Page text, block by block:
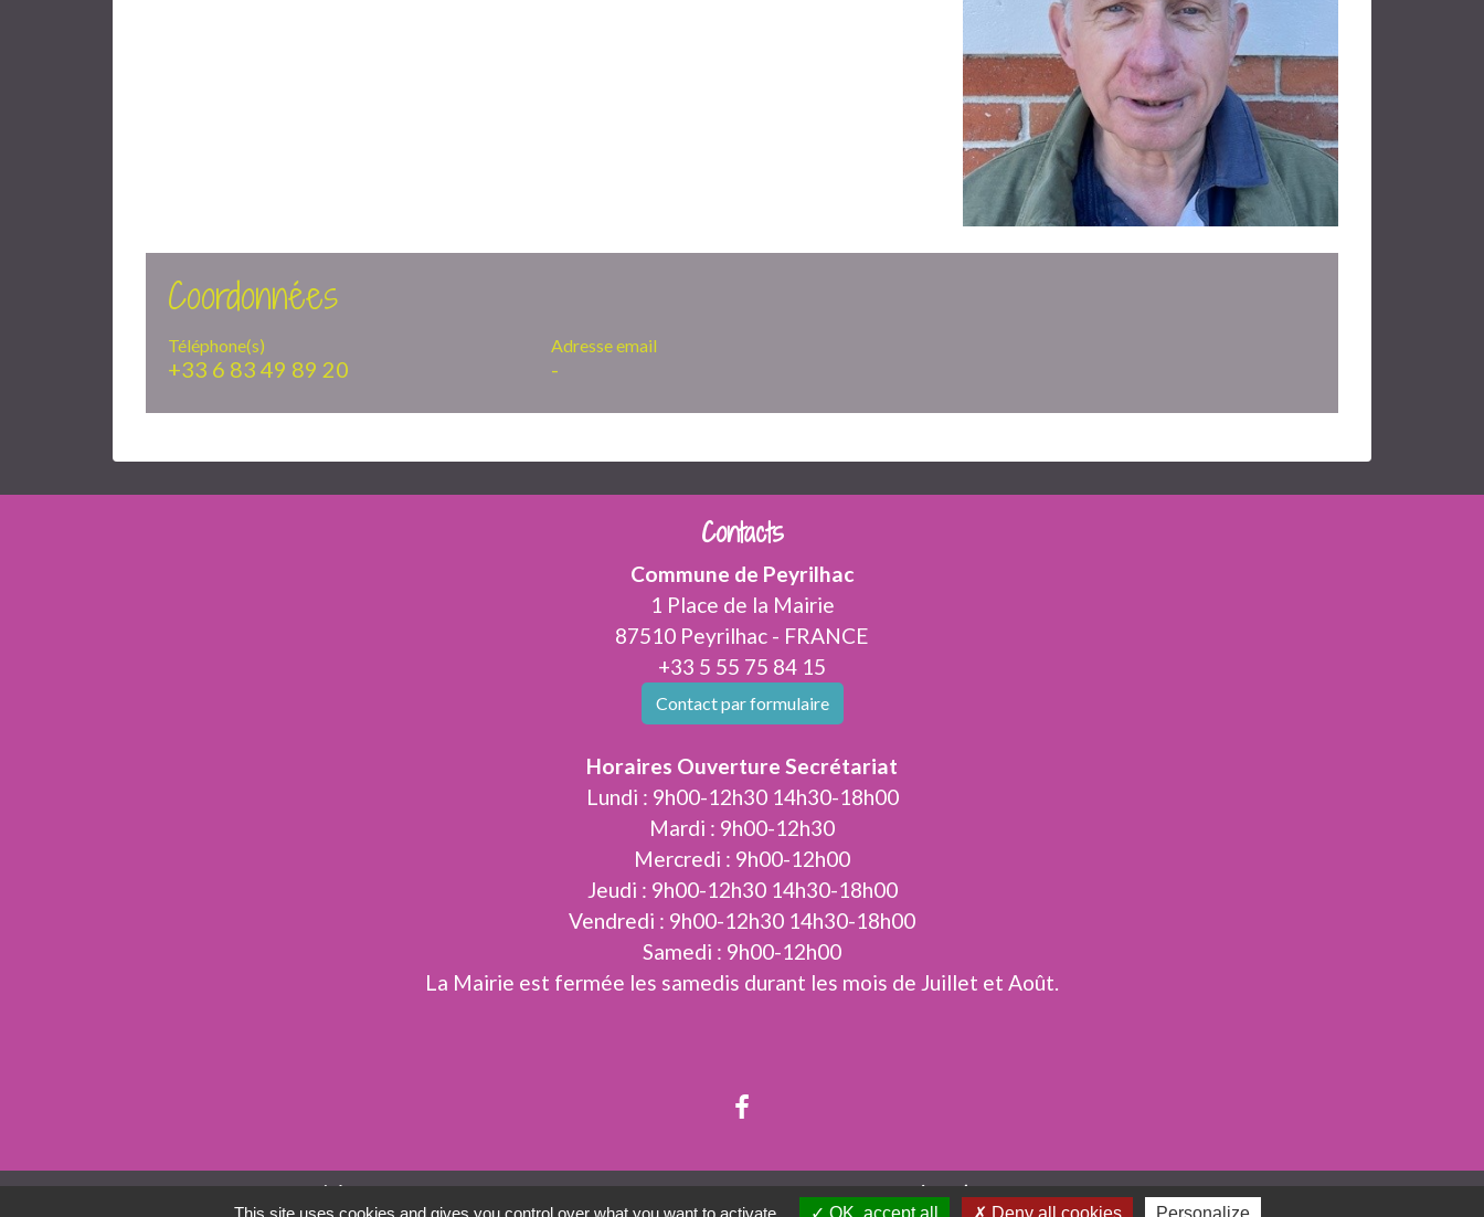
Coordonnées
Téléphone(s)
+33 6 83 49 89 20
Adresse email
-
Contacts
Commune de Peyrilhac
1 Place de la Mairie
87510 Peyrilhac - FRANCE
+33 5 55 75 84 15
Contact par formulaire
Horaires Ouverture Secrétariat
Lundi : 9h00-12h30 14h30-18h00
Mardi : 9h00-12h30
Mercredi : 9h00-12h00
Jeudi : 9h00-12h30 14h30-18h00
Vendredi : 9h00-12h30 14h30-18h00
Samedi : 9h00-12h00
La Mairie est fermée les samedis durant les mois de Juillet et Août.
Liens Jumelages
This site uses cookies and gives you control over what you want to activate OK, accept all Deny all cookies Personalize